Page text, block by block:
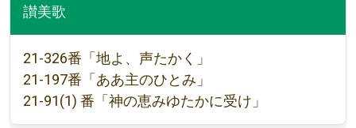
讃美歌
21-326番「地よ、声たかく」
21-197番「ああ主のひとみ」
21-91(1) 番「神の恵みゆたかに受け」